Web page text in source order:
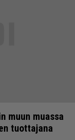
muun muassa
tuottajana